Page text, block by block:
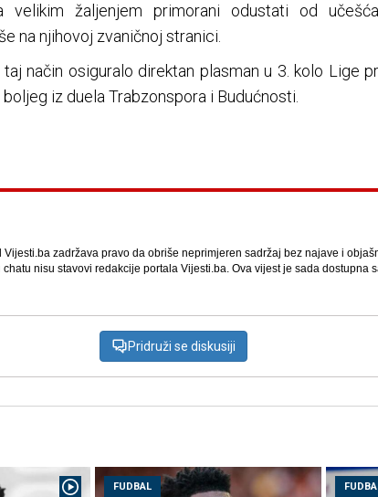
velikim žaljenjem primorani odustati od
na njihovoj zvaničnoj stranici.
način osiguralo direktan plasman u 3. kolo Lige
iz duela Trabzonspora i Budućnosti.
zadržava pravo da obriše neprimjeren sadržaj bez najave i
nisu stavovi redakcije portala Vijesti.ba. Ova vijest je sada dostupna
Pridruži se diskusiji
FUDBAL